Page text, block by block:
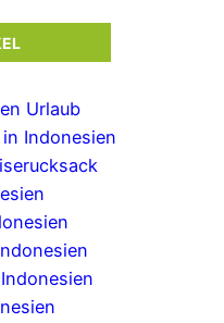
Urlaub
Indonesien